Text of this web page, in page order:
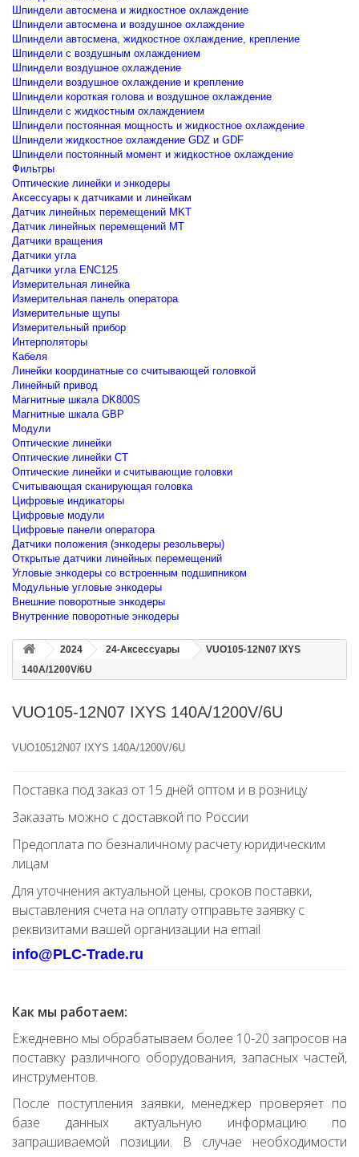
Шпиндели автосмена и жидкостное охлаждение
Шпиндели автосмена и воздушное охлаждение
Шпиндели автосмена, жидкостное охлаждение, крепление
Шпиндели с воздушным охлаждением
Шпиндели воздушное охлаждение
Шпиндели воздушное охлаждение и крепление
Шпиндели короткая голова и воздушное охлаждение
Шпиндели с жидкостным охлаждением
Шпиндели постоянная мощность и жидкостное охлаждение
Шпиндели жидкостное охлаждение GDZ и GDF
Шпиндели постоянный момент и жидкостное охлаждение
Фильтры
Оптические линейки и энкодеры
Аксессуары к датчиками и линейкам
Датчик линейных перемещений MKT
Датчик линейных перемещений MT
Датчики вращения
Датчики угла
Датчики угла ENC125
Измерительная линейка
Измерительная панель оператора
Измерительные щупы
Измерительный прибор
Интерполяторы
Кабеля
Линейки координатные со считывающей головкой
Линейный привод
Магнитные шкала DK800S
Магнитные шкала GBP
Модули
Оптические линейки
Оптические линейки CT
Оптические линейки и считывающие головки
Считывающая сканирующая головка
Цифровые индикаторы
Цифровые модули
Цифровые панели оператора
Датчики положения (энкодеры резольверы)
Открытые датчики линейных перемещений
Угловые энкодеры со встроенным подшипником
Модульные угловые энкодеры
Внешние поворотные энкодеры
Внутренние поворотные энкодеры
2024 24-Аксессуары
VUO105-12N07 IXYS
140A/1200V/6U
VUO105-12N07 IXYS 140A/1200V/6U
VUO10512N07 IXYS 140A/1200V/6U
Поставка под заказ от 15 дней оптом и в розницу
Заказать можно с доставкой по России
Предоплата по безналичному расчету юридическим
лицам
Для уточнения актуальной цены, сроков поставки,
выставления счета на оплату отправьте заявку с
реквизитами вашей организации на email
info@PLC-Trade.ru
Как мы работаем:
Ежедневно мы обрабатываем более 10-20 запросов на
поставку различного оборудования, запасных частей,
инструментов.
После поступления заявки, менеджер проверяет по
базе данных актуальную информацию по
запрашиваемой позиции. В случае необходимости